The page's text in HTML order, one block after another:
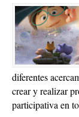
diferentes
crear y realizar
participativa en